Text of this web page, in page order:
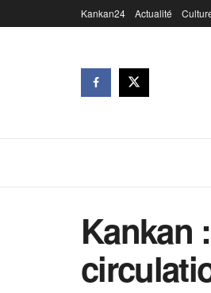
Kankan24 Actualité
Kankan